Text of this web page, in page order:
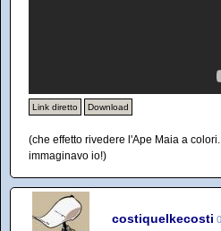
Link diretto Download
(che effetto rivedere l'Ape Maia a
immaginavo io!)
costiquelkecosti